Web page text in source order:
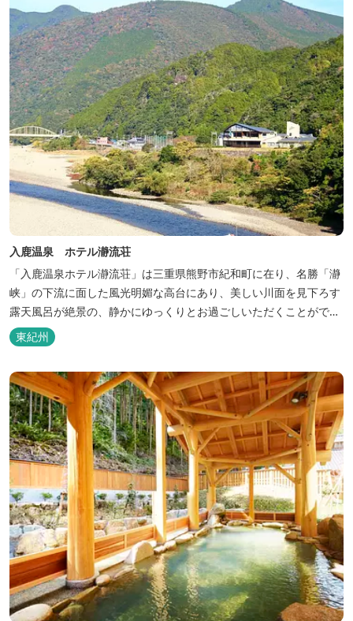
入鹿温泉 ホテル瀞流荘
「入鹿温泉ホテル瀞流荘」は三重県熊野市紀和町に在り、名勝「瀞
峡」の下流に面した風光明媚な高台にあり、美しい川面を見下ろす
露天風呂が絶景の、静かにゆっくりとお過ごしいただくことができ
る温泉宿泊施設です。 熊野古道をはじめ、日本一の棚田と称される
丸山千枚田、赤木城跡、熊野本宮大社（熊野三山）、玉置神社が近
クセスには大変便利な立地と...
東紀州